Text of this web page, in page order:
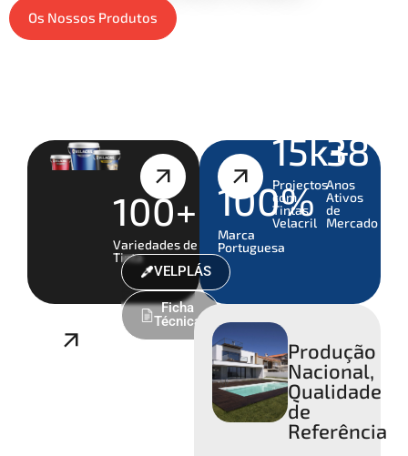
Os Nossos Produtos
100+
Variedades de
Tinta
38
Anos
Ativos
de
Mercado
15k+
Projectos
com
Tintas
Velacril
100%
Marca
Portuguesa
VELPLÁS
Ficha
Técnica
Produção
Nacional,
Qualidade
de
Referência